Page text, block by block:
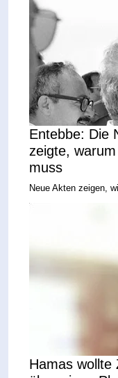
Entebbe: Die
zeigte,
muss
Neue Akten zeigen,
Hamas wollte